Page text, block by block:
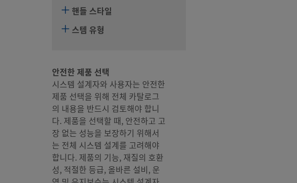
핸들 스타일
스템 유형
안전한 제품 선택
시스템 설계자와 사용자는 안전한
제품 선택을 위해 전체 카탈로그
의 내용을 반드시 검토해야 합니
다. 제품을 선택할 때, 안전하고 고
장 없는 성능을 보장하기 위해서
는 전체 시스템 설계를 고려해야
합니다. 제품의 기능, 재질의 호환
성, 적절한 등급, 올바른 설비, 운